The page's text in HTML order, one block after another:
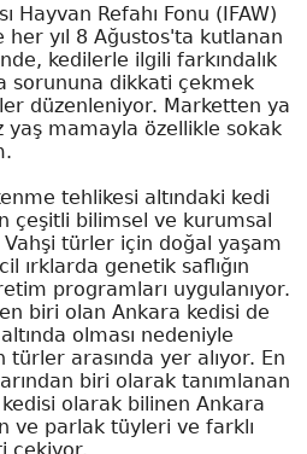
Hayvan Refahı Fonu (IFAW)
her yıl 8 Ağustos'ta kutlanan
kedilerle ilgili farkındalık
sorununa dikkati çekmek
düzenleniyor. Marketten ya
yaş mamayla özellikle sokak
tehlikesi altındaki kedi
çeşitli bilimsel ve kurumsal
türler için doğal yaşam
ırklarda genetik saflığın
programları uygulanıyor.
biri olan Ankara kedisi de
olması nedeniyle
türler arasında yer alıyor. En
biri olarak tanımlanan
olarak bilinen Ankara
ve parlak tüyleri ve farklı
çekiyor.